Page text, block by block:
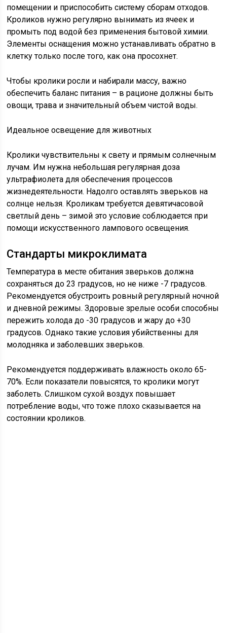
помещении и приспособить систему сборам отходов.
Кроликов нужно регулярно вынимать из ячеек и
промыть под водой без применения бытовой химии.
Элементы оснащения можно устанавливать обратно в
клетку только после того, как она просохнет.
Чтобы кролики росли и набирали массу, важно
обеспечить баланс питания – в рационе должны быть
овощи, трава и значительный объем чистой воды.
Идеальное освещение для животных
Кролики чувствительны к свету и прямым солнечным
лучам. Им нужна небольшая регулярная доза
ультрафиолета для обеспечения процессов
жизнедеятельности. Надолго оставлять зверьков на
солнце нельзя. Кроликам требуется девятичасовой
светлый день – зимой это условие соблюдается при
помощи искусственного лампового освещения.
Стандарты микроклимата
Температура в месте обитания зверьков должна
сохраняться до 23 градусов, но не ниже -7 градусов.
Рекомендуется обустроить ровный регулярный ночной
и дневной режимы. Здоровые зрелые особи способны
пережить холода до -30 градусов и жару до +30
градусов. Однако такие условия убийственны для
молодняка и заболевших зверьков.
Рекомендуется поддерживать влажность около 65-
70%. Если показатели повысятся, то кролики могут
заболеть. Слишком сухой воздух повышает
потребление воды, что тоже плохо сказывается на
состоянии кроликов.